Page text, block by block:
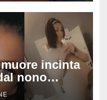
incinta
nono
30 minuti